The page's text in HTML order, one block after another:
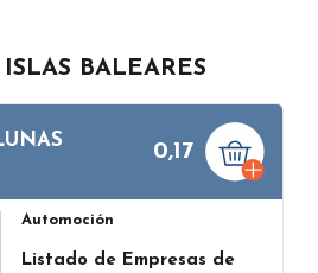
BALEARES
0,17
Automoción
Listado de Empresas de